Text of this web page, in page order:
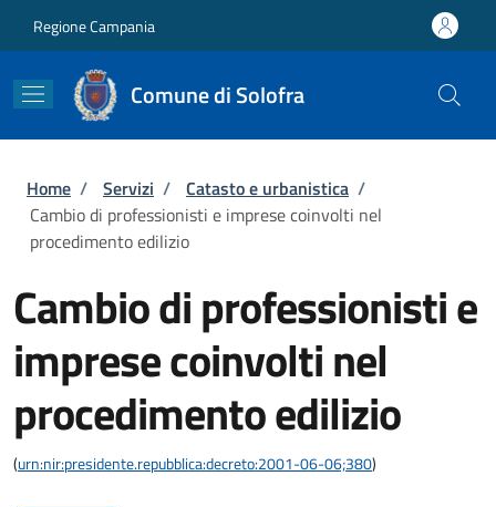
Regione Campania
Comune di Solofra
Briciole di pane
Home / Servizi / Catasto e urbanistica /
Cambio di professionisti e imprese coinvolti nel
procedimento edilizio
Cambio di professionisti e
imprese coinvolti nel
procedimento edilizio
(urn:nir:presidente.repubblica:decreto:2001-06-06;380)